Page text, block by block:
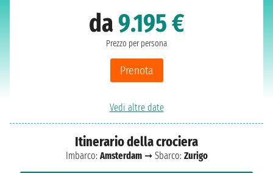
da9.195 €
Prezzo per persona
Prenota
Vedi altre date
Itinerario della crociera
Imbarco: Amsterdam➞ Sbarco: Zurigo